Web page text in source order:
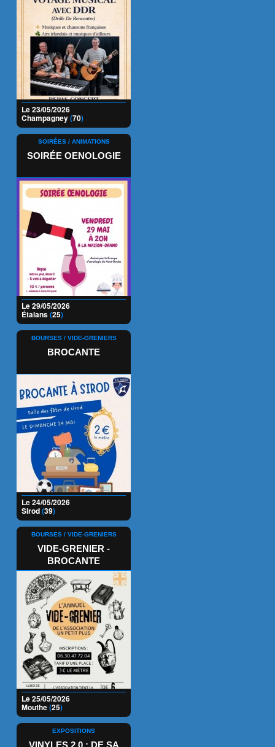
Le 23/05/2026
Champagney(70)
SOIRÉES / ANIMATIONS
SOIRÉE OENOLOGIE
Le 29/05/2026
Étalans(25)
BOURSES / VIDE-GRENIERS
BROCANTE
Le 24/05/2026
Sirod(39)
BOURSES / VIDE-GRENIERS
VIDE-GRENIER -
BROCANTE
Le 25/05/2026
Mouthe(25)
EXPOSITIONS
VINYLES 2.0 : DE SA